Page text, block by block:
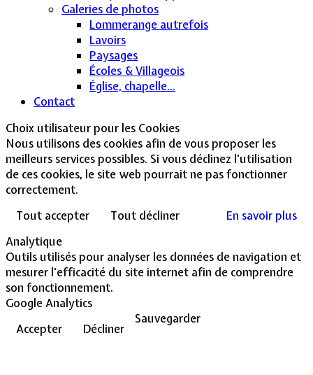
Galeries de photos
Lommerange autrefois
Lavoirs
Paysages
Écoles & Villageois
Église, chapelle...
Contact
Choix utilisateur pour les Cookies
Nous utilisons des cookies afin de vous proposer les
meilleurs services possibles. Si vous déclinez l'utilisation
de ces cookies, le site web pourrait ne pas fonctionner
correctement.
Tout accepter
Tout décliner
En savoir plus
Analytique
Outils utilisés pour analyser les données de navigation et
mesurer l'efficacité du site internet afin de comprendre
son fonctionnement.
Google Analytics
Accepter
Décliner
Sauvegarder